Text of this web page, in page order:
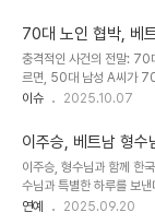
이 아니었습니..
이 급습하여 다수의 인원을
내에서 국가의 인정을 받
례로, 사회적 불안을 야기
서 드러난 불법 종교 활동
릿, TV, 인터넷 연결 장치
을 활용하여 종교 활동을 ..
70대 노인 협박, 베
50대 강도 행각… 법
충격적인 사건의 전말: 70
르면, 50대 남성 A씨가
2년 6개월의 실형을 선고
을 찾아가 흉기로 위협하고
령의 노인을 대상으로 한
니다. 절박함이 부른 비극:
신 아내의 한국어 학원비
움으로 인해 학원비를 제때
이슈 2025.10.07
이주승, 베트남 형
속 숨겨진 이야기
이주승, 형수님과 함께 한
수님과 특별한 하루를 보
었습니다. 이주승은 형수님
연예 2025.09.20